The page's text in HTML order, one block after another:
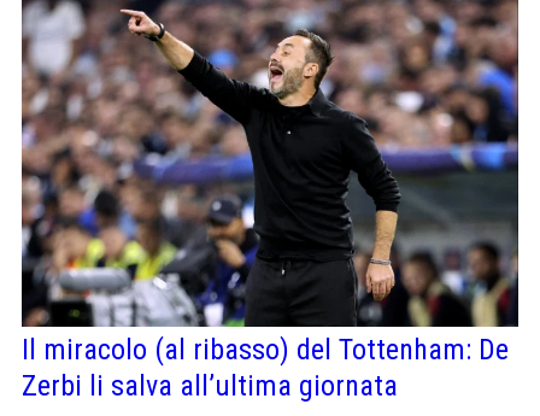
Il miracolo (al ribasso) del Tottenham: De
Zerbi li salva all’ultima giornata